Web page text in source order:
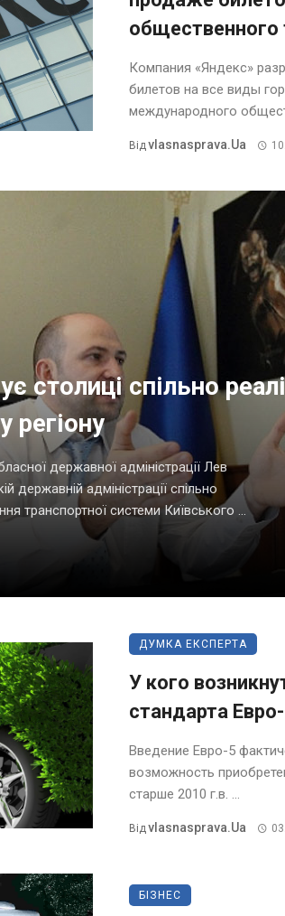
общественного
Компания «Яндекс»
билетов на все виды
международного
ВідVlasnasprava.ua
столиці спільно
регіону
державної адміністрації Лев
державній адміністрації спільно
транспортної системи Київського ...
ДУМКА ЕКСПЕРТА
У кого
стандарта
Введение Евро-5
возможность
старше 2010 г.в. ...
ВідVlasnasprava.ua
БІЗНЕС